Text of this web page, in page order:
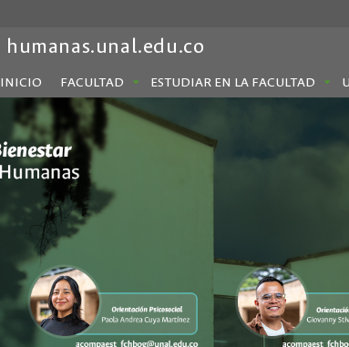
humanas.unal.edu.co
INICIO FACULTAD ESTUDIAR EN LA FACULTAD